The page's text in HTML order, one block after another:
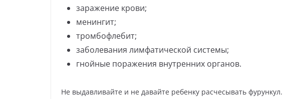
заражение крови;
менингит;
тромбофлебит;
заболевания лимфатической системы;
гнойные поражения внутренних органов.
Не выдавливайте и не давайте ребенку расчесывать